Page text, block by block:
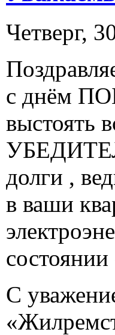
Четверг,
с днём
выстоять
долги ,
в ваши
С